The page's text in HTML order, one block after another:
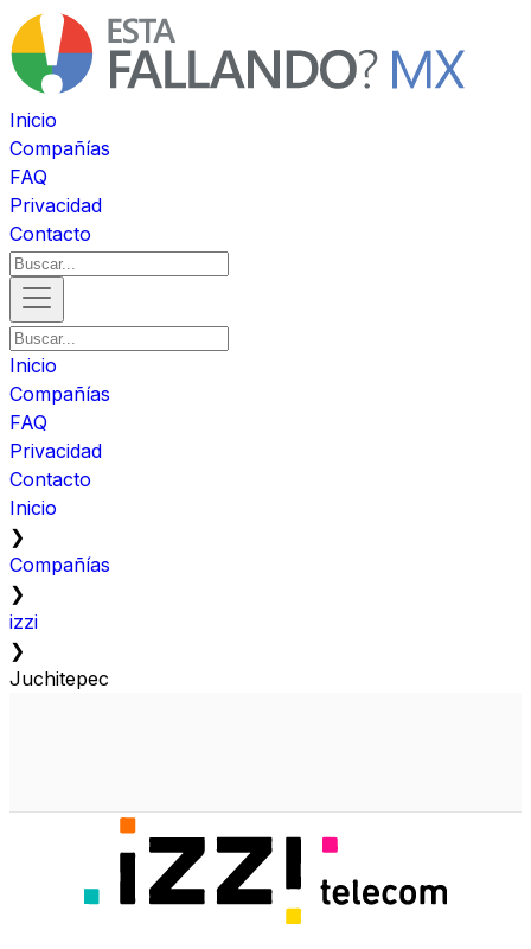
Inicio
Compañías
FAQ
Privacidad
Contacto
Inicio
Compañías
FAQ
Privacidad
Contacto
Inicio
❯
Compañías
❯
izzi
❯
Juchitepec